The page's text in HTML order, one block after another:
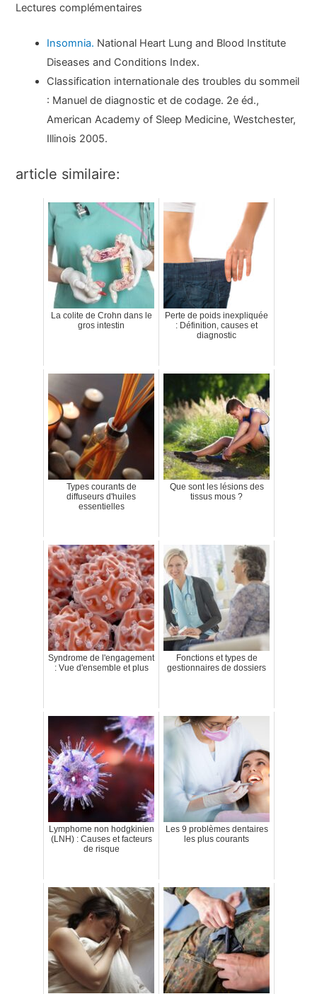
Lectures complémentaires
Insomnia. National Heart Lung and Blood Institute
Diseases and Conditions Index.
Classification internationale des troubles du sommeil
: Manuel de diagnostic et de codage. 2e éd.,
American Academy of Sleep Medicine, Westchester,
Illinois 2005.
article similaire:
La colite de Crohn dans le
gros intestin
Perte de poids inexpliquée
: Définition, causes et
diagnostic
Types courants de
diffuseurs d'huiles
essentielles
Que sont les lésions des
tissus mous ?
Syndrome de l'engagement
: Vue d'ensemble et plus
Fonctions et types de
gestionnaires de dossiers
Lymphome non hodgkinien
(LNH) : Causes et facteurs
de risque
Les 9 problèmes dentaires
les plus courants